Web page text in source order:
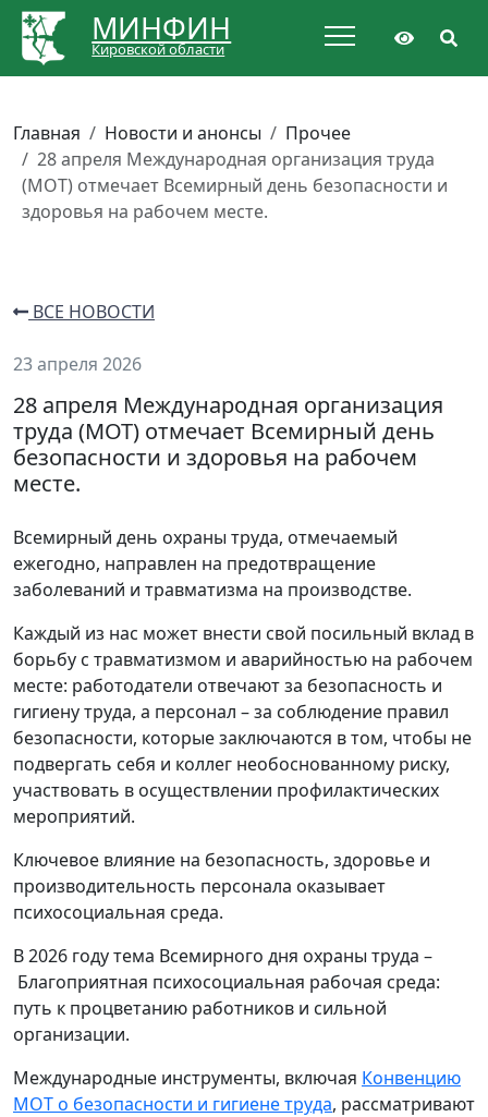
МИНФИН
Кировской области
Главная Новости и анонсы
Прочее
28 апреля Международная организация труда
(МОТ) отмечает Всемирный день безопасности и
здоровья на рабочем месте.
ВСЕ НОВОСТИ
23 апреля 2026
28 апреля Международная организация
труда (МОТ) отмечает Всемирный день
безопасности и здоровья на рабочем
месте.
Всемирный день охраны труда, отмечаемый
ежегодно, направлен на предотвращение
заболеваний и травматизма на производстве.
Каждый из нас может внести свой посильный вклад в
борьбу с травматизмом и аварийностью на рабочем
месте: работодатели отвечают за безопасность и
гигиену труда, а персонал – за соблюдение правил
безопасности, которые заключаются в том, чтобы не
подвергать себя и коллег необоснованному риску,
участвовать в осуществлении профилактических
мероприятий.
Ключевое влияние на безопасность, здоровье и
производительность персонала оказывает
психосоциальная среда.
В 2026 году тема Всемирного дня охраны труда –
Благоприятная психосоциальная рабочая среда:
путь к процветанию работников и сильной
организации.
Международные инструменты, включая Конвенцию
МОТ о безопасности и гигиене труда, рассматривают